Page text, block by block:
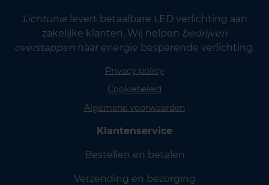
Lichtunielevert betaalbare LED verlichting aan
zakelijke klanten. Wij helpen bedrijven
overstappen naar energie besparende verlichting.
Privacy policy
Cookiebeleid
Algemene voorwaarden
Klantenservice
Bestellen en betalen
Verzending en bezorging